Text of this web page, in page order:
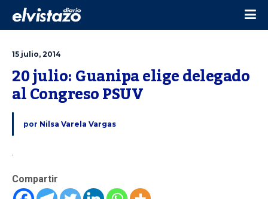
15 julio, 2014
20 julio: Guanipa elige delegado
al Congreso PSUV
por Nilsa Varela Vargas
.
Compartir